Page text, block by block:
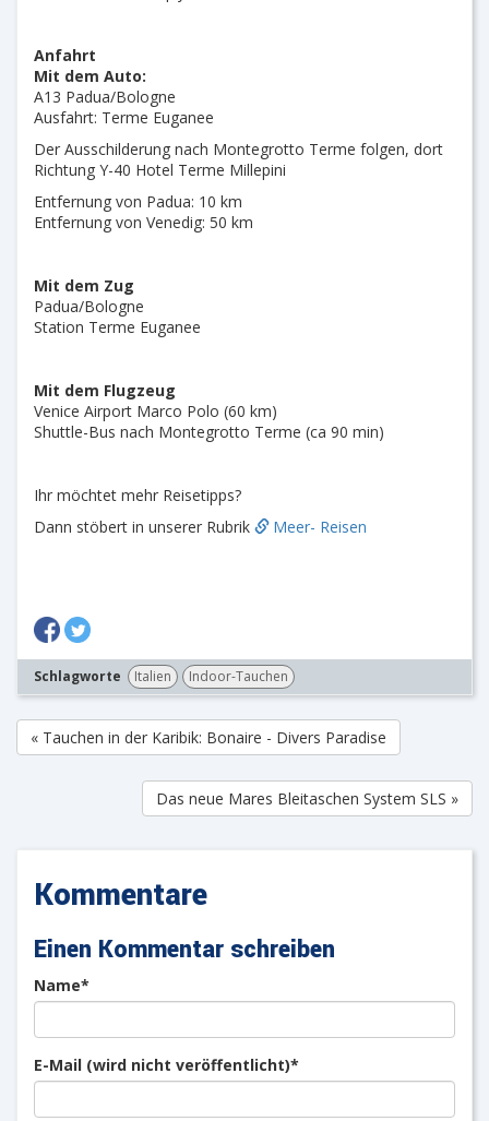
Anfahrt
Mit dem Auto:
A13 Padua/Bologne
Ausfahrt: Terme Euganee
Der Ausschilderung nach Montegrotto Terme folgen, dort
Richtung Y-40 Hotel Terme Millepini
Entfernung von Padua: 10 km
Entfernung von Venedig: 50 km
Mit dem Zug
Padua/Bologne
Station Terme Euganee
Mit dem Flugzeug
Venice Airport Marco Polo (60 km)
Shuttle-Bus nach Montegrotto Terme (ca 90 min)
Ihr möchtet mehr Reisetipps?
Dann stöbert in unserer Rubrik
Meer- Reisen
Schlagworte Italien Indoor-Tauchen
« Tauchen in der Karibik: Bonaire - Divers Paradise
Das neue Mares Bleitaschen System SLS »
Kommentare
Einen Kommentar schreiben
NamePflichtfeld
*
E-Mail (wird nicht veröffentlicht)Pflichtfeld
*